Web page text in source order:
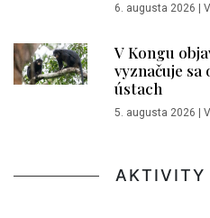
6. augusta 2026 |
V Kongu
vyznačuje sa
ústach
5. augusta 2026 |
AKTIVITY